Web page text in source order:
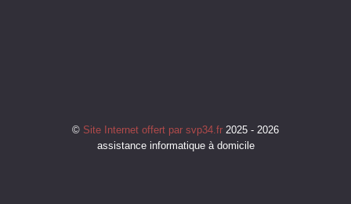
© Site Internet offert par svp34.fr 2025 - 2026
assistance informatique à domicile